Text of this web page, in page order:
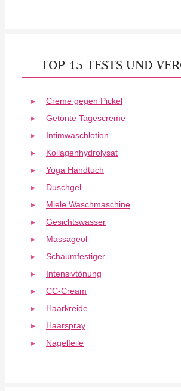
TOP 15 TESTS UND
Creme gegen Pickel
Getönte Tagescreme
Intimwaschlotion
Kollagenhydrolysat
Yoga Handtuch
Duschgel
Miele Waschmaschine
Gesichtswasser
Massageöl
Schaumfestiger
Intensivtönung
CC-Cream
Haarkreide
Haarspray
Nagelfeile